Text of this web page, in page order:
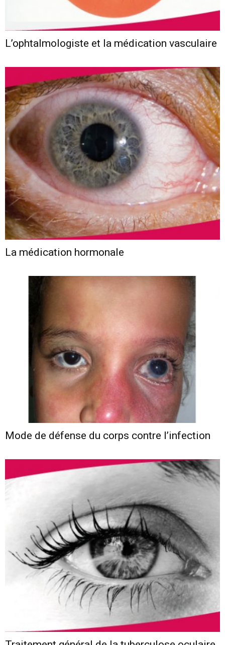
L’ophtalmologiste et la médication vasculaire
La médication hormonale
Mode de défense du corps contre l’infection